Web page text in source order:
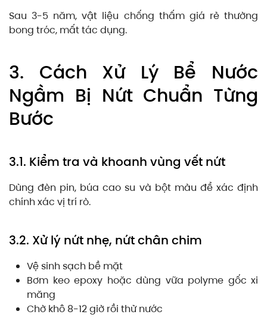
Sau 3-5 năm, vật liệu chống thấm giá rẻ thường
bong tróc, mất tác dụng.
3. Cách Xử Lý Bể Nước
Ngầm Bị Nứt Chuẩn Từng
Bước
3.1. Kiểm tra và khoanh vùng vết nứt
Dùng đèn pin, búa cao su và bột màu để xác định
chính xác vị trí rò.
3.2. Xử lý nứt nhẹ, nứt chân chim
Vệ sinh sạch bề mặt
Bơm keo epoxy hoặc dùng vữa polyme gốc xi
măng
Chờ khô 8-12 giờ rồi thử nước